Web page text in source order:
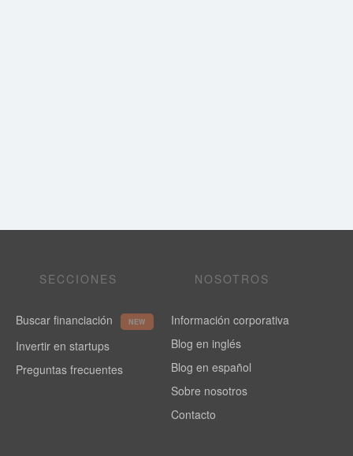
SECCIONES
Buscar financiación NEW
Invertir en startups
Preguntas frecuentes
NOSOTROS
Información corporativa
Blog en inglés
Blog en español
Sobre nosotros
Contacto